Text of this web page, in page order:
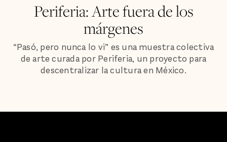
Periferia: Arte fuera de los
márgenes
“Pasó, pero nunca lo vi” es una muestra colectiva
de arte curada por Periferia, un proyecto para
descentralizar la cultura en México.